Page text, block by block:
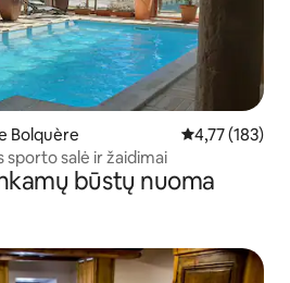
Bolquère Vidutinis
4,77 (183)
sporto salė ir žaidimai
būstų nuoma